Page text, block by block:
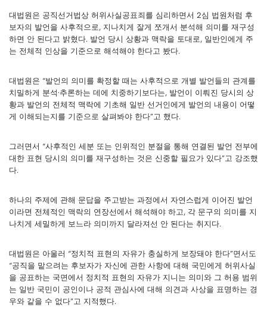
대법원은 공직선거법상 허위사실공표죄를 심리하면서 2심 법원처럼 후
보자의 발언을 사후적으로, 지나치게 잘게 쪼개서 분석해 의미를 재구성
하면 안 된다고 밝혔다. 발언 당시 상황과 맥락을 토대로, 일반인에게 주
는 전체적 인상을 기준으로 해석해야 한다고 봤다.
대법원은 “발언의 의미를 확정할 때는 사후적으로 개별 발언들의 관계를
치밀하게 분석·추론하는 데에 치중하기보다는, 발언이 이뤄진 당시의 상
황과 발언의 전체적 맥락에 기초해 일반 선거인에게 발언의 내용이 어떻
게 이해되는지를 기준으로 살펴봐야 한다”고 했다.
그러면서 “사후적인 세분 또는 인위적인 분절을 통해 연결된 발언 전부에
대한 표현 당시의 의미를 재구성하는 것은 신중할 필요가 있다”고 강조했
다.
하나의 주제에 관해 문답을 주고받는 과정에서 자연스럽게 이어진 발언
이라면 전체적인 맥락의 연장선에서 해석해야 하고, 각 문구의 의미를 지
나치게 세밀하게 보느라 의미까지 달라져선 안 된다는 취지다.
대법원은 아울러 “정치적 표현의 자유가 충실하게 보장돼야 한다”면서도
“공직을 맡으려는 후보자가 자신에 관한 사항에 대해 국민에게 허위사실
을 공표하는 국면에서 정치적 표현의 자유가 지니는 의미와 그 허용 범위
는 일반 국민이 공인이나 공적 관심사에 대해 의견과 사상을 표명하는 경
우와 같을 수 없다”고 지적했다.